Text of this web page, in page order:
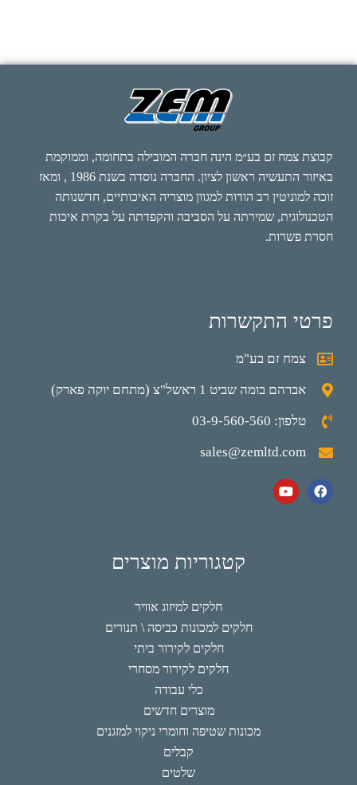
קבוצת צמח זם בע״מ הינה חברה המובילה בתחומה, וממוקמת
באיזור התעשיה ראשון לציון. החברה נוסדה בשנת 1986 , ומאז
זוכה למוניטין רב הודות למגוון מוצריה האיכותיים, חדשנותה
הטכנולוגית, שמירתה על הסביבה והקפדתה על בקרת איכות
חסרת פשרות.
פרטי התקשרות
צמח זם בע"מ
אברהם בומה שביט 1 ראשל"צ (מתחם יוקה פארק)
טלפון: 03-9-560-560
sales@zemltd.com
קטגוריות מוצרים
חלקים למיזוג אוויר
חלקים למכונות כביסה \ תנורים
חלקים לקירור ביתי
חלקים לקירור מסחרי
כלי עבודה
מוצרים חדשים
מכונות שטיפה וחומרי ניקוי למזגנים
קבלים
שלטים